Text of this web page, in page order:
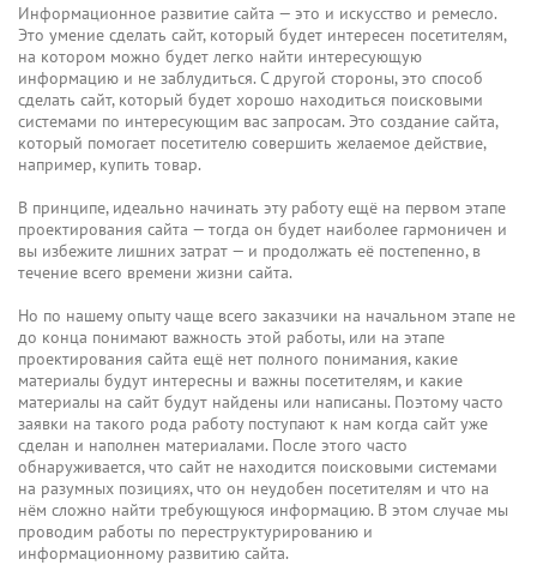
Информационное развитие сайта — это и искусство и ремесло.
Это умение сделать сайт, который будет интересен посетителям,
на котором можно будет легко найти интересующую
информацию и не заблудиться. С другой стороны, это способ
сделать сайт, который будет хорошо находиться поисковыми
системами по интересующим вас запросам. Это создание сайта,
который помогает посетителю совершить желаемое действие,
например, купить товар.
В принципе, идеально начинать эту работу ещё на первом этапе
проектирования сайта — тогда он будет наиболее гармоничен и
вы избежите лишних затрат — и продолжать её постепенно, в
течение всего времени жизни сайта.
Но по нашему опыту чаще всего заказчики на начальном этапе не
до конца понимают важность этой работы, или на этапе
проектирования сайта ещё нет полного понимания, какие
материалы будут интересны и важны посетителям, и какие
материалы на сайт будут найдены или написаны. Поэтому часто
заявки на такого рода работу поступают к нам когда сайт уже
сделан и наполнен материалами. После этого часто
обнаруживается, что сайт не находится поисковыми системами
на разумных позициях, что он неудобен посетителям и что на
нём сложно найти требующуюся информацию. В этом случае мы
проводим работы по переструктурированию и
информационному развитию сайта.